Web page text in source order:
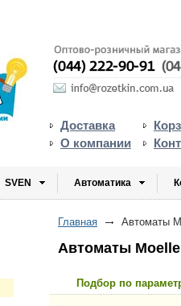
Доставка
О компании
SVEN Автоматика
Главная Автоматы
Автоматы
Подбор по